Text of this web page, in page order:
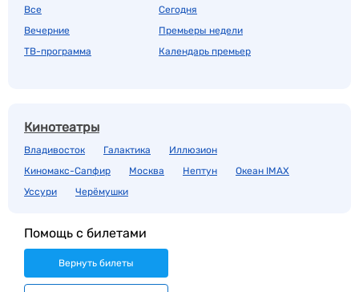
Все
Вечерние
ТВ-программа
Сегодня
Премьеры недели
Календарь премьер
Кинотеатры
Владивосток Галактика
Иллюзион
Киномакс-Сапфир
Москва Нептун
Океан IMAX
Уссури
Черёмушки
Помощь с билетами
Вернуть билеты